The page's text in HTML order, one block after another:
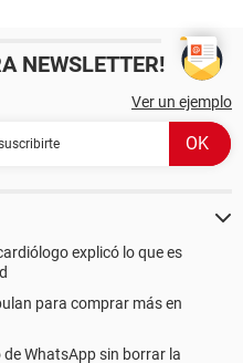
NEWSLETTER!
Ver un ejemplo
explicó lo que es
para comprar más en
WhatsApp sin borrar la